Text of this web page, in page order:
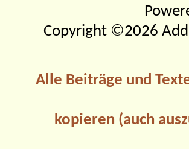
Copyright ©2026
Alle Beiträge und
kopieren (auch